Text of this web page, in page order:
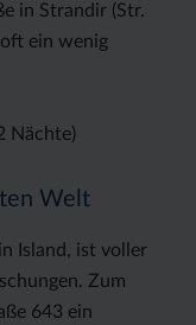
in Strandir (Str.
ein wenig
Nächte)
Welt
Island, ist voller
Zum
643 ein